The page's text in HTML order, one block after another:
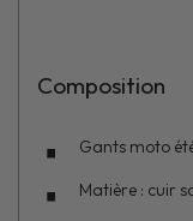
Composition
Gants moto
Matière : cuir